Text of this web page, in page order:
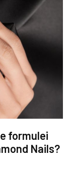
formulei
Nails?